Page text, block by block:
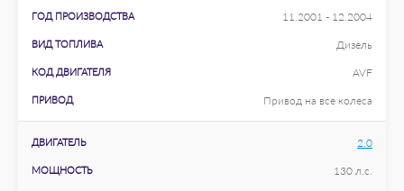
ГОД ПРОИЗВОДСТВА 11.2001 - 12.2004
ВИД ТОПЛИВА Дизель
КОД ДВИГАТЕЛЯ AVF
ПРИВОД Привод на все колеса
ДВИГАТЕЛЬ 2.0
МОЩНОСТЬ 130 л.с.